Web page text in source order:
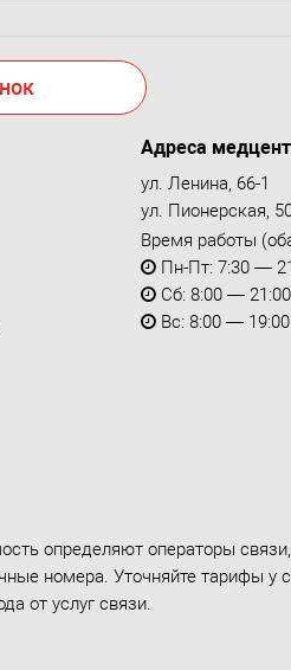
Адреса
ул. Ленина, 66-1
ул. Пионерская,
Время работы
Пн-Пт: 7:30 —
Сб: 8:00 — 21:00
Вс: 8:00 — 19:00
определяют операторы
номера. Уточняйте тарифы у
от услуг связи.